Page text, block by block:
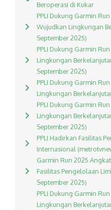
Beroperasi di Kukar
PPLI Dukung Garmin
Wujudkan Lingkungan
September 2025)
PPLI Dukung Garmin
Lingkungan
September 2025)
PPLI Dukung Garmin
Lingkungan
PPLI Dukung Garmin
Lingkungan
September 2025)
PPLI Hadirkan Fasilitas
Internasional
Garmin Run 2025
Fasilitas Pengelolaan
September 2025)
PPLI Dukung Garmin
Lingkungan